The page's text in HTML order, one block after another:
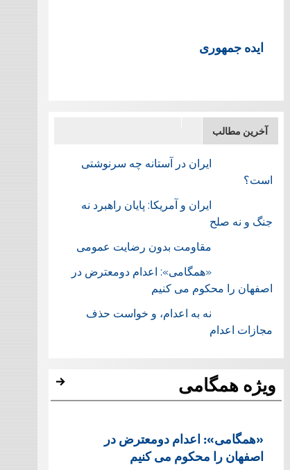
ایده جمهوری
آخرین مطالب
ایران در آستانه چه سرنوشتی
است؟
ایران و آمریکا: پایان راهبرد نه
جنگ و نه صلح
مقاومت بدون رضایت عمومی
«همگامی»: اعدام دومعترض در
اصفهان را محکوم می کنیم
نه به اعدام، و خواست حذف
مجازات اعدام
ویژه همگامی
«همگامی»: اعدام دومعترض در
اصفهان را محکوم می کنیم